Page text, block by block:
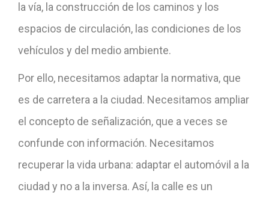
la vía, la construcción de los caminos y los
espacios de circulación, las condiciones de los
vehículos y del medio ambiente.
Por ello, necesitamos adaptar la normativa, que
es de carretera a la ciudad. Necesitamos ampliar
el concepto de señalización, que a veces se
confunde con información. Necesitamos
recuperar la vida urbana: adaptar el automóvil a la
ciudad y no a la inversa. Así, la calle es un